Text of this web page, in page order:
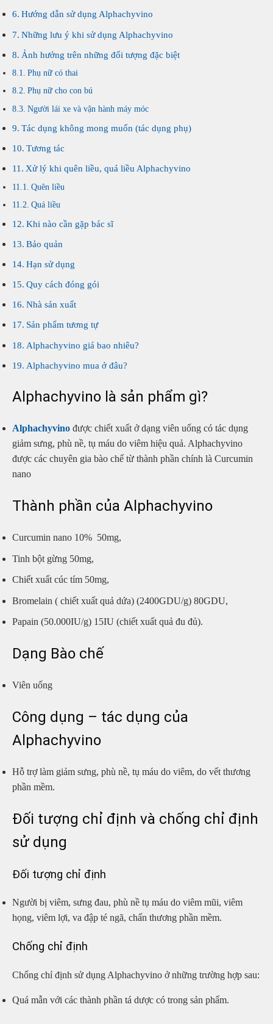
Hướng dẫn sử dụng Alphachyvino
Những lưu ý khi sử dụng Alphachyvino
Ảnh hưởng trên những đối tượng đặc biệt
Phụ nữ có thai
Phụ nữ cho con bú
Người lái xe và vận hành máy móc
Tác dụng không mong muốn (tác dụng phụ)
Tương tác
Xử lý khi quên liều, quá liều Alphachyvino
Quên liều
Quá liều
Khi nào cần gặp bác sĩ
Bảo quản
Hạn sử dụng
Quy cách đóng gói
Nhà sản xuất
Sản phẩm tương tự
Alphachyvino giá bao nhiêu?
Alphachyvino mua ở đâu?
Alphachyvino là sản phẩm gì?
Alphachyvino được chiết xuất ở dạng viên uống có tác dụng
giảm sưng, phù nề, tụ máu do viêm hiệu quả. Alphachyvino
được các chuyên gia bào chế từ thành phần chính là Curcumin
nano
Thành phần của Alphachyvino
Curcumin nano 10% 50mg,
Tinh bột gừng 50mg,
Chiết xuất cúc tím 50mg,
Bromelain ( chiết xuất quả dứa) (2400GDU/g) 80GDU,
Papain (50.000IU/g) 15IU (chiết xuất quả đu đủ).
Dạng Bào chế
Viên uống
Công dụng – tác dụng của
Alphachyvino
Hỗ trợ làm giảm sưng, phù nề, tụ máu do viêm, do vết thương
phần mềm.
Đối tượng chỉ định và chống chỉ định
sử dụng
Đối tượng chỉ định
Người bị viêm, sưng đau, phù nề tụ máu do viêm mũi, viêm
họng, viêm lợi, va đập té ngã, chấn thương phần mềm.
Chống chỉ định
Chống chỉ định sử dụng Alphachyvino ở những trường hợp sau:
Quá mẫn với các thành phần tá dược có trong sản phẩm.